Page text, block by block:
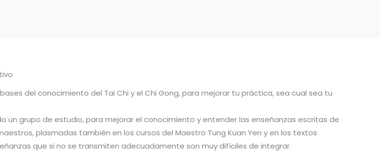
del conocimiento del Tai Chi y el Chi Gong, para mejorar tu práctica, sea cual sea tu
un grupo de estudio, para mejorar el conocimiento y entender las enseñanzas escritas de
plasmadas también en los cursos del Maestro Tung Kuan Yen y en los textos
que si no se transmiten adecuadamente son muy difíciles de integrar.